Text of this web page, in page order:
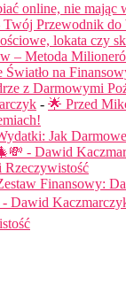
online, nie mając
Przewodnik do
lokata czy
– Metoda
Światło na
z Darmowymi
- 🌟 Przed
Jak
- Dawid
Finansowy:
Dawid